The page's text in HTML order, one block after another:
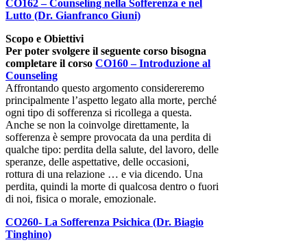
CO162 – Counseling nella Sofferenza e nel
Lutto (Dr. Gianfranco Giuni)
Scopo e Obiettivi
Per poter svolgere il seguente corso bisogna
completare il corso CO160 – Introduzione al
Counseling
Affrontando questo argomento considereremo
principalmente l’aspetto legato alla morte, perché
ogni tipo di sofferenza si ricollega a questa.
Anche se non la coinvolge direttamente, la
sofferenza è sempre provocata da una perdita di
qualche tipo: perdita della salute, del lavoro, delle
speranze, delle aspettative, delle occasioni,
rottura di una relazione … e via dicendo. Una
perdita, quindi la morte di qualcosa dentro o fuori
di noi, fisica o morale, emozionale.
CO260- La Sofferenza Psichica (Dr. Biagio
Tinghino)